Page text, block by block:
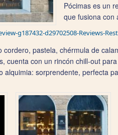
g187432-d29702508-Reviews-
Pócimas es un
que fusiona con
pastela, chérmula de
cuenta con un rincón chill-out
alquimia: sorprendente, perfecta